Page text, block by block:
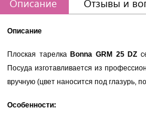
Описание Отзывы и
Описание
Плоская тарелкаBonna GRM 25 DZ
Посуда изготавливается из
вручную (цвет наносится под глазурь,
Особенности: